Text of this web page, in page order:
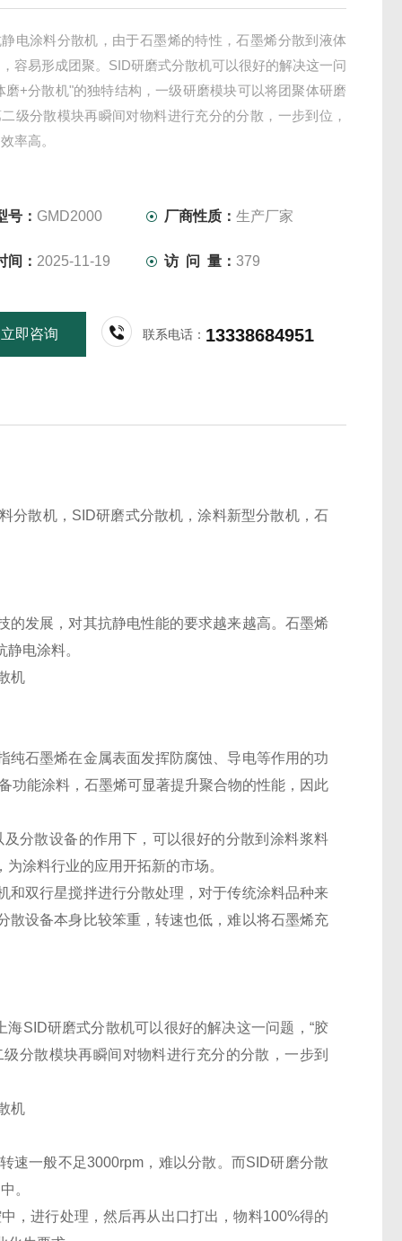
电涂料分散机，由于石墨烯的特性，石墨烯分散到液体
容易形成团聚。SID研磨式分散机可以很好的解决这一问
磨+分散机"的独特结构，一级研磨模块可以将团聚体研磨
级分散模块再瞬间对物料进行充分的分散，一步到位，
率高。
号： GMD2000 厂商性质：生产厂家
间： 2025-11-19 访 问 量：379
立即咨询 联系电话： 13338684951
分散机，SID研磨式分散机，涂料新型分散机，石
的发展，对其抗静电性能的要求越来越高。石墨烯
电涂料。
纯石墨烯在金属表面发挥防腐蚀、导电等作用的功
功能涂料，石墨烯可显著提升聚合物的性能，因此
分散设备的作用下，可以很好的分散到涂料浆料
涂料行业的应用开拓新的市场。
和双行星搅拌进行分散处理，对于传统涂料品种来
散设备本身比较笨重，转速也低，难以将石墨烯充
海SID研磨式分散机可以很好的解决这一问题，“胶
分散模块再瞬间对物料进行充分的分散，一步到
速一般不足3000rpm，难以分散。而SID研磨分散
。
，进行处理，然后再从出口打出，物料100%得的